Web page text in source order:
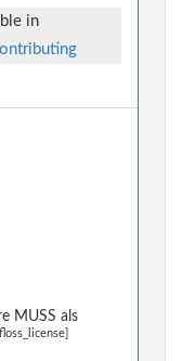
in
MUSS als
[floss_license]